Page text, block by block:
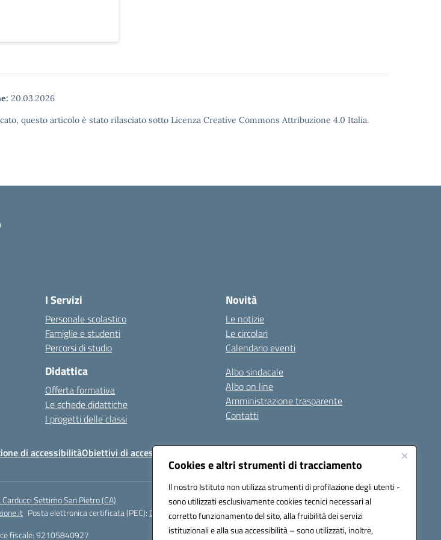
Cookies e altri strumenti di tracciamento
Il nostro Istituto non utilizza strumenti di profilazione degli utenti -
sono utilizzati esclusivamente cookies tecnici necessari al
corretto funzionamento del sito, alla fruibilità dei servizi
istituzionali e alla sua accessibilità – sono utilizzati, inoltre,
20.03.2026
questo articolo è stato rilasciato sotto Licenza Creative Commons Attribuzione 4.0 Italia.
I Servizi
Personale scolastico
Famiglie e studenti
Percorsi di studio
Didattica
Offerta formativa
Le schede didattiche
I progetti delle classi
Novità
Le notizie
Le circolari
Calendario eventi
Albo sindacale
Albo on line
Amministrazione trasparente
Contatti
di accessibilitàObiettivi di accessibilità
Carducci Settimo San Pietro (CA)
Posta elettronica certificata (PEC): CAIC84700T@pec.istruzione.it
fiscale: 92105840927